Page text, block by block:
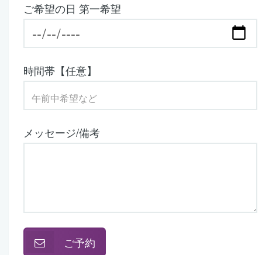
ご希望の日 第一希望
時間帯【任意】
メッセージ/備考
ご予約